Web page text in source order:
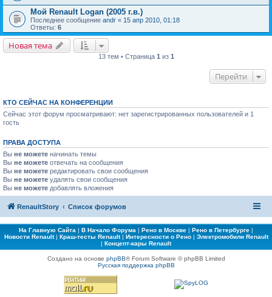
Мой Renault Logan (2005 г.в.)
Последнее сообщение andr « 15 апр 2010, 01:18
Ответы: 6
Новая тема
13 тем • Страница 1 из 1
Перейти
КТО СЕЙЧАС НА КОНФЕРЕНЦИИ
Сейчас этот форум просматривают: нет зарегистрированных пользователей и 1
гость
ПРАВА ДОСТУПА
Вы не можете начинать темы
Вы не можете отвечать на сообщения
Вы не можете редактировать свои сообщения
Вы не можете удалять свои сообщения
Вы не можете добавлять вложения
RenaultStory Список форумов
На Главную Сайта | В Начало Форума | Рено в Москве | Рено в Петербурге |
Новости Renault| Краш-тесты Renault| Интересности о Рено| Электромобили Renault
| Концепт-кары Renault
Создано на основе phpBB® Forum Software © phpBB Limited
Русская поддержка phpBB